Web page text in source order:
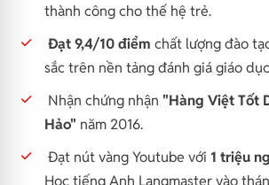
thành công cho thế hệ trẻ.
Đạt 9,4/10 điểm chất lượng đào
sắc trên nền tảng đánh giá giáo
Nhận chứng nhận "Hàng Việt Tốt
Hảo" năm 2016.
Đạt nút vàng Youtube với 1 triệu
Học tiếng Anh Langmaster vào